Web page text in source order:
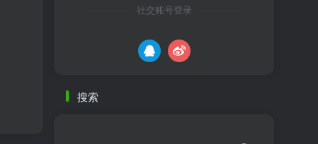
社交账号登录
搜索